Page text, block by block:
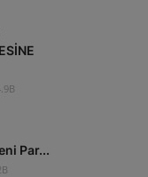
Par...